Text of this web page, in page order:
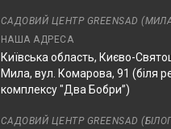
САДОВИЙ ЦЕНТР GREENSAD
НАША АДРЕСА
Київська область, Києво-
Мила, вул. Комарова, 91 (біля
комплексу "Два Бобри”)
САДОВИЙ ЦЕНТР GREENSAD